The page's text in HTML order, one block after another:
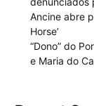
Ancine abre
Horse’
“Dono” do
e Maria do